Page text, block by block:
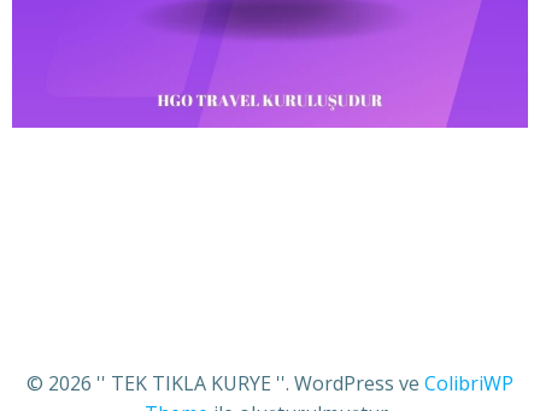
© 2026 '' TEK TIKLA KURYE ''. WordPress ve ColibriWP